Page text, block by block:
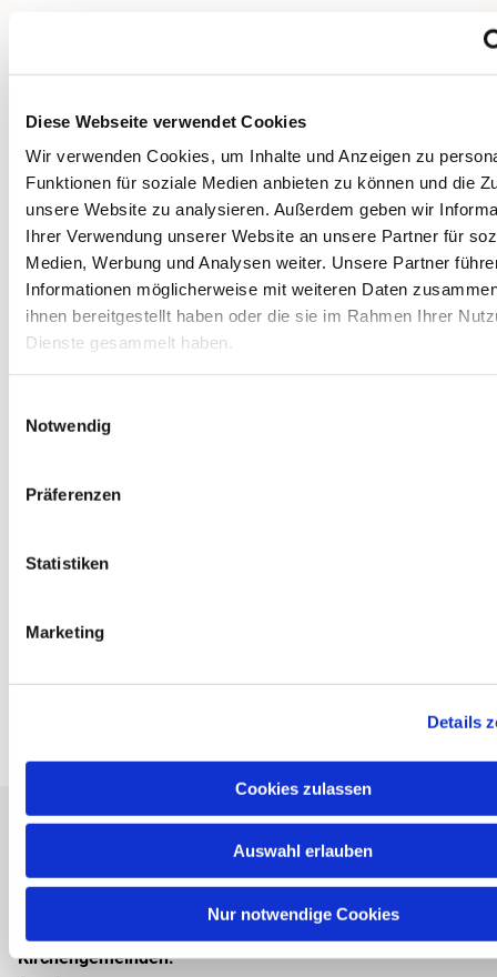
Diese Webseite verwendet Cookies
Wir verwenden Cookies, um Inhalte und Anzeigen zu
Funktionen für soziale Medien anbieten zu können und die
unsere Website zu analysieren. Außerdem geben wir
Ihrer Verwendung unserer Website an unsere Partner für
Medien, Werbung und Analysen weiter. Unsere Partner
Informationen möglicherweise mit weiteren Daten
ihnen bereitgestellt haben oder die sie im Rahmen Ihrer
Dienste gesammelt haben.
Notwendig
Präferenzen
Statistiken
Marketing
Details
Cookies zulassen
Auswahl erlauben
Nur notwendige Cookies
Dies könnte Sie auch
interessieren
Personalplanungsraum Ost
Kirchenkreis Dortmund
Kirchengemeinden: